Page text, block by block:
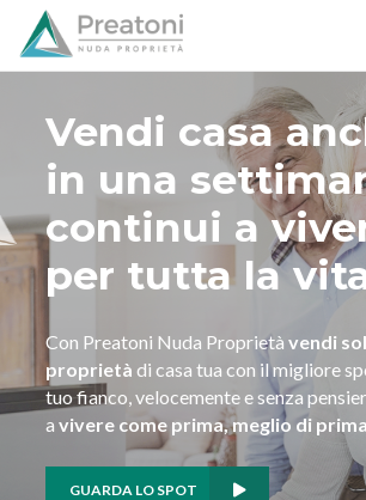
Vendi casa
in una
continui a
per tutta la
Con Preatoni Nuda Proprietà vendi
proprietà di casa tua con il migliore
tuo fianco, velocemente e senza
a vivere come prima, meglio di prima
GUARDA LO SPOT